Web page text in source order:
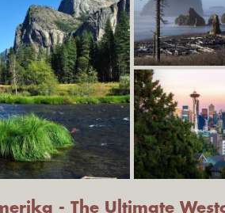
- The Ultimate